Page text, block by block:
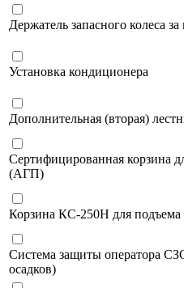
Держатель запасного колеса
Установка кондиционера
Дополнительная (вторая)
Сертифицированная корзина
(АГП)
Корзина КС-250Н для подъема
Система защиты оператора
осадков)